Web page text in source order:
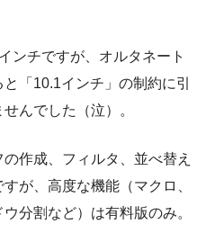
ンチですが、オルタネート
「10.1インチ」の制約に引
んでした（泣）。
作成、フィルタ、並べ替え
が、高度な機能（マクロ、
分割など）は有料版のみ。